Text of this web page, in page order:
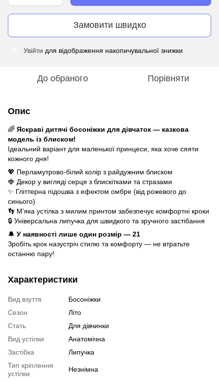
Замовити швидко
Увійти для відображення накопичувальної знижки
До обраного Порівняти
Опис
🌈 Яскраві дитячі босоніжки для дівчаток — казкова
модель із блиском!
Ідеальний варіант для маленької принцеси, яка хоче сяяти
кожного дня!
💖 Перламутрово-білий колір з райдужним блиском
🍓 Декор у вигляді серця з блискітками та стразами
✨ Гліттерна підошва з ефектом омбре (від рожевого до
синього)
👣 М’яка устілка з милим принтом забезпечує комфортні кроки
🔒 Універсальна липучка для швидкого та зручного застібання
🔔 У наявності лише один розмір — 21
Зробіть крок назустріч стилю та комфорту — не втратьте
останню пару!
Характеристики
Вид взуття
Босоніжки
Сезон
Літо
Стать
Для дівчинки
Вид устілки
Анатомічна
Застібка
Липучка
Тип кріплення
устілки
Незнімна